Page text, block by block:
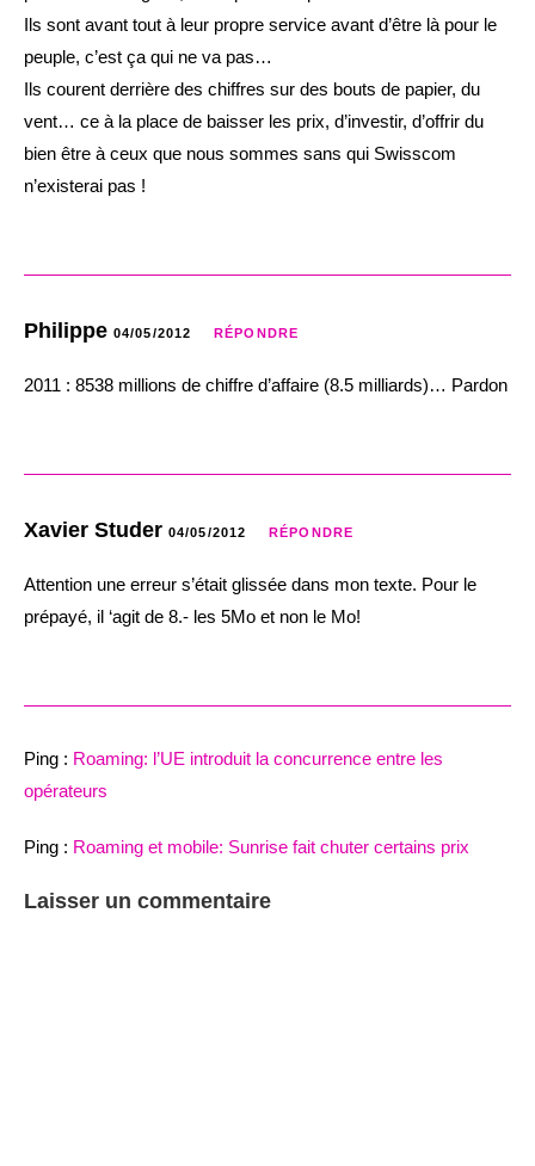
Ils sont avant tout à leur propre service avant d’être là pour le
peuple, c’est ça qui ne va pas…
Ils courent derrière des chiffres sur des bouts de papier, du
vent… ce à la place de baisser les prix, d’investir, d’offrir du
bien être à ceux que nous sommes sans qui Swisscom
n’existerai pas !
Philippe 04/05/2012 RÉPONDRE
2011 : 8538 millions de chiffre d’affaire (8.5 milliards)… Pardon
Xavier Studer 04/05/2012 RÉPONDRE
Attention une erreur s’était glissée dans mon texte. Pour le
prépayé, il ‘agit de 8.- les 5Mo et non le Mo!
Ping : Roaming: l’UE introduit la concurrence entre les
opérateurs
Ping : Roaming et mobile: Sunrise fait chuter certains prix
Laisser un commentaire